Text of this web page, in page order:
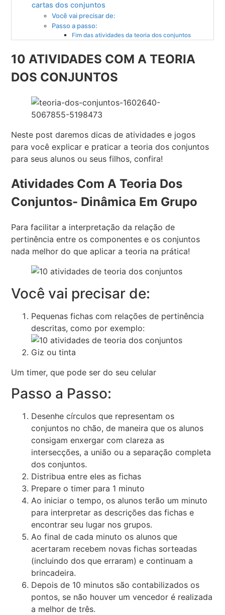
cartas dos conjuntos
Você vai precisar de:
Passo a passo:
Fim das atividades da teoria dos conjuntos
10 ATIVIDADES COM A TEORIA
DOS CONJUNTOS
Neste post daremos dicas de atividades e jogos
para você explicar e praticar a teoria dos conjuntos
para seus alunos ou seus filhos, confira!
Atividades Com A Teoria Dos
Conjuntos- Dinâmica Em Grupo
Para facilitar a interpretação da relação de
pertinência entre os componentes e os conjuntos
nada melhor do que aplicar a teoria na prática!
Você vai precisar de:
Pequenas fichas com relações de pertinência
descritas, como por exemplo:
Giz ou tinta
Um timer, que pode ser do seu celular
Passo a Passo:
Desenhe círculos que representam os
conjuntos no chão, de maneira que os alunos
consigam enxergar com clareza as
intersecções, a união ou a separação completa
dos conjuntos.
Distribua entre eles as fichas
Prepare o timer para 1 minuto
Ao iniciar o tempo, os alunos terão um minuto
para interpretar as descrições das fichas e
encontrar seu lugar nos grupos.
Ao final de cada minuto os alunos que
acertaram recebem novas fichas sorteadas
(incluindo dos que erraram) e continuam a
brincadeira.
Depois de 10 minutos são contabilizados os
pontos, se não houver um vencedor é realizada
a melhor de três.